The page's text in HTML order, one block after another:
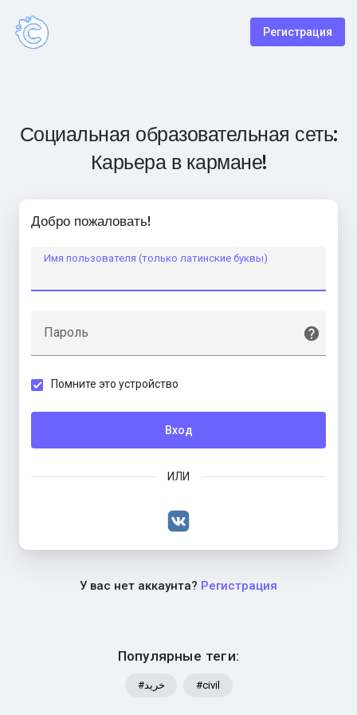
Регистрация
Социальная образовательная сеть:
Карьера в кармане!
Популярные теги:
#خرید #civil
Добро пожаловать!
Имя пользователя (только латинские буквы)
Пароль
Помните это устройство
Вход
ИЛИ
У вас нет аккаунта? Регистрация